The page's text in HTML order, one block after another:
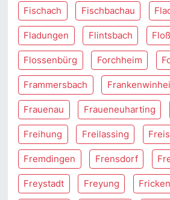
Fischach Fischbachau
Fladungen Flintsbach Floß
Flossenbürg Forchheim
Frammersbach
Frauenau Fraueneuharting
Freihung Freilassing
Fremdingen Frensdorf
Freystadt Freyung